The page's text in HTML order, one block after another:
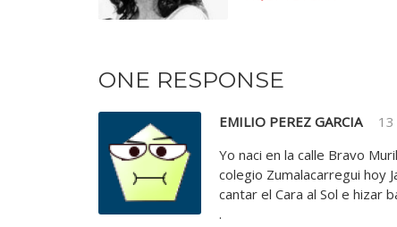
ONE RESPONSE
EMILIO PEREZ GARCIA
13
Yo naci en la calle Bravo
colegio Zumalacarregui hoy
cantar el Cara al Sol e hizar
.